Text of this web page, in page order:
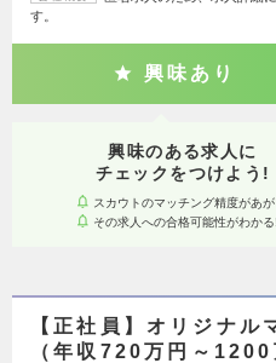
す。
興味あり
興味のある求人に
チェックをつけよう!
スカウトのマッチング精度があが
その求人への合格可能性がわかる!
【正社員】オリジナル
（年収720万円～1200